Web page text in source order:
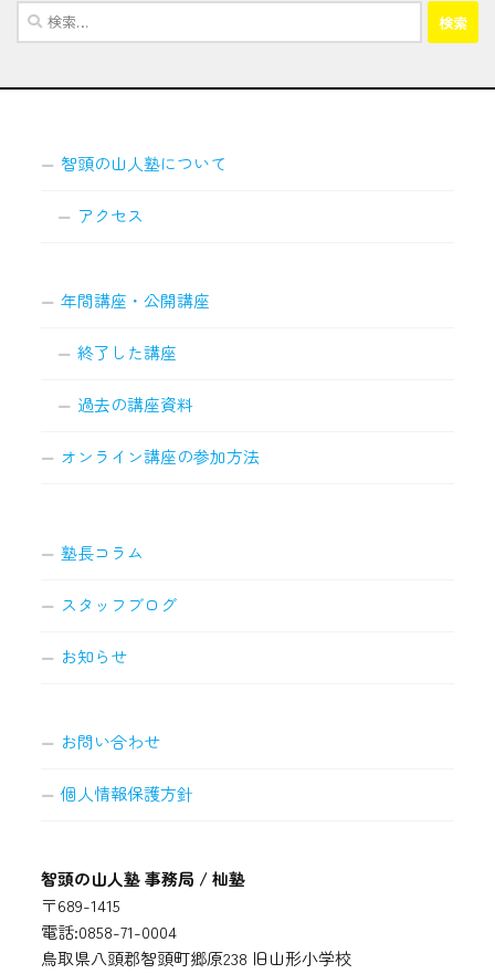
検
索:
智頭の山人塾について
アクセス
年間講座・公開講座
終了した講座
過去の講座資料
オンライン講座の参加方法
塾長コラム
スタッフブログ
お知らせ
お問い合わせ
個人情報保護方針
智頭の山人塾 事務局 / 杣塾
〒689-1415
電話:0858-71-0004
鳥取県八頭郡智頭町郷原238 旧山形小学校